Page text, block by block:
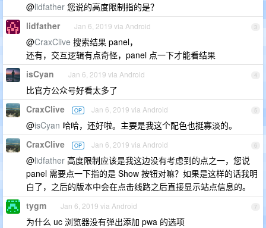
@lidfather 您说的高度限制指的是？
3
lidfather Jan 6, 2019 via Android
@CraxClive 搜索结果 panel，
还有，交互逻辑有点奇怪，panel 点一下才能看结果
4
isCyan Jan 6, 2019 via Android
比官方公众号好看太多了
5
CraxClive OP Jan 6, 2019 via Android
@isCyan 哈哈，还好啦。主要是我这个配色也挺寡淡的。
6
CraxClive OP Jan 6, 2019 via Android
@lidfather 高度限制应该是我这边没有考虑到的点之一，您说
panel 需要点一下指的是 Show 按钮对嘛？如果是这样的话我明
白了，之后的版本中会在点击线路之后直接显示站点信息的。
7
tygm Jan 6, 2019 via Android
为什么 uc 浏览器没有弹出添加 pwa 的选项